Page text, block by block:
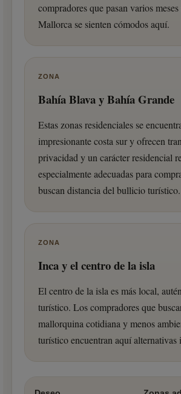
compradores que pasan varios
Mallorca se sienten cómodos aquí.
ZONA
Bahía Blava y Bahía Grande
Estas zonas residenciales se
impresionante costa sur y ofrecen
privacidad y un carácter residencial
especialmente adecuadas para
buscan distancia del bullicio turístico.
ZONA
Inca y el centro de la isla
El centro de la isla es más local,
turístico. Los compradores que
mallorquina cotidiana y menos
turístico encuentran aquí alternativas